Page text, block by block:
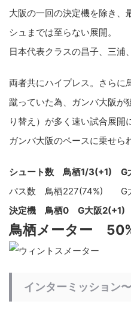
大阪の一回の決定機を除き、
シュまでは至らない展開。
日本代表クラスの昌子、三浦
両者共にハイプレス。さらに
蹴っていた為、ガンバ大阪が
り替え）が多く速い試合展開
ガンバ大阪のペースに乗せら
シュート数 鳥栖1/3(+1) G
パス数 鳥栖227(74%) G
決定機 鳥栖0 G大阪2(+1)
鳥栖メーター
インターミッション